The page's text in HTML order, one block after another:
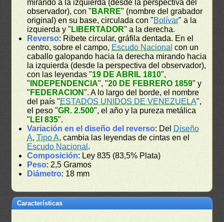
mirando a la izquierda (desde la perspectiva del
observador), con " BARRE" (nombre del grabador
original) en su base, circulada con "Bolívar" a la
izquierda y " LIBERTADOR" a la derecha.
Reverso: Ribete circular, gráfila dentada. En el
centro, sobre el campo, Escudo Nacional con un
caballo galopando hacia la derecha mirando hacia
la izquierda (desde la perspectiva del observador),
con las leyendas "19 DE ABRIL 1810",
" INDEPENDENCIA", "20 DE FEBRERO 1859" y
" FEDERACION". A lo largo del borde, el nombre
del país "ESTADOS UNIDOS DE VENEZUELA",
el peso "GR. 2.500", el año y la pureza metálica
" LEI 835".
Variación en el diseño del reverso: Del Diseño
A,Tipo A, cambia las leyendas de cintas en el
Escudo Nacional .
Composición: Ley 835 (83,5% Plata)
Peso: 2,5 Gramos
Diámetro: 18 mm
Características